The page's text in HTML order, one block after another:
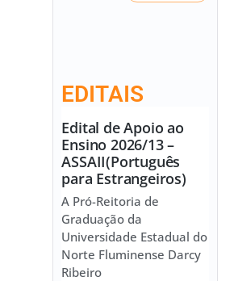
EDITAIS
Edital de Apoio ao
Ensino 2026/13 –
ASSAII(Português
para Estrangeiros)
A Pró-Reitoria de
Graduação da
Universidade Estadual do
Norte Fluminense Darcy
Ribeiro